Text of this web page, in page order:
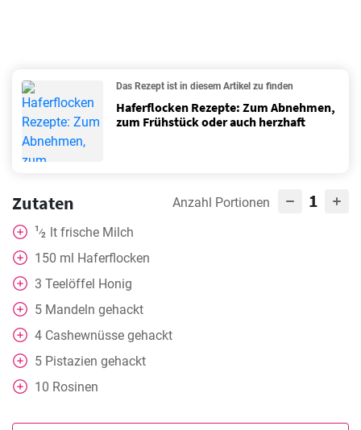
Das Rezept ist in diesem Artikel zu finden
Haferflocken Rezepte: Zum Abnehmen,
zum Frühstück oder auch herzhaft
Zutaten Anzahl Portionen 1
1⁄2
lt frische Milch
150 ml Haferflocken
3 Teelöffel Honig
5 Mandeln gehackt
4 Cashewnüsse gehackt
5 Pistazien gehackt
10 Rosinen